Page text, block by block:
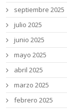
septiembre 2025
julio 2025
junio 2025
mayo 2025
abril 2025
marzo 2025
febrero 2025